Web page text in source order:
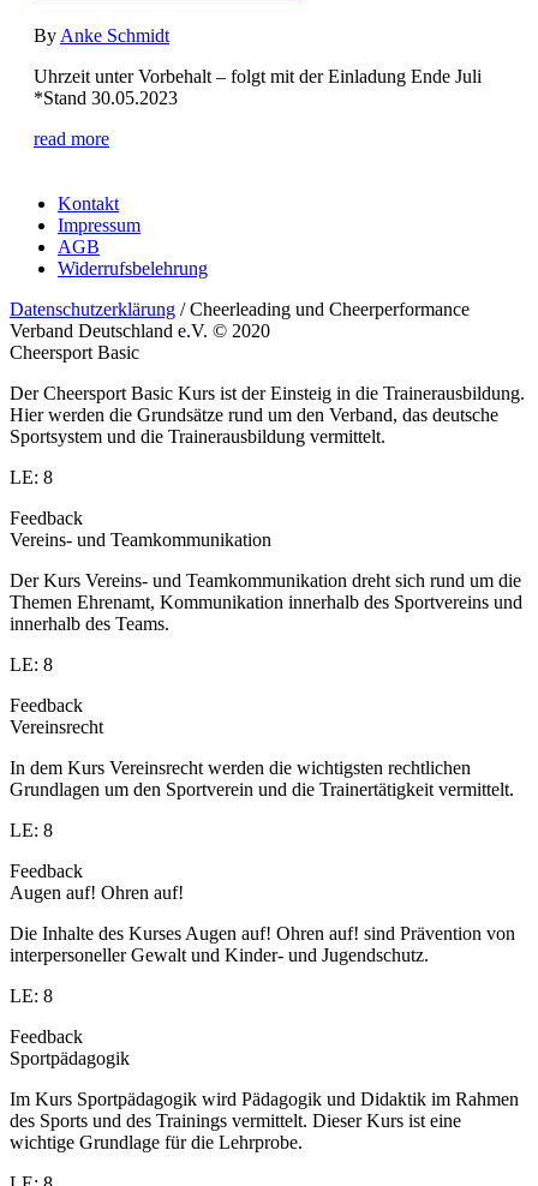
By Anke Schmidt
Uhrzeit unter Vorbehalt – folgt mit der Einladung Ende Juli
*Stand 30.05.2023
read more
Kontakt
Impressum
AGB
Widerrufsbelehrung
Datenschutzerklärung / Cheerleading und Cheerperformance
Verband Deutschland e.V. © 2020
Cheersport Basic
Der Cheersport Basic Kurs ist der Einsteig in die Trainerausbildung.
Hier werden die Grundsätze rund um den Verband, das deutsche
Sportsystem und die Trainerausbildung vermittelt.
LE: 8
Feedback
Vereins- und Teamkommunikation
Der Kurs Vereins- und Teamkommunikation dreht sich rund um die
Themen Ehrenamt, Kommunikation innerhalb des Sportvereins und
innerhalb des Teams.
LE: 8
Feedback
Vereinsrecht
In dem Kurs Vereinsrecht werden die wichtigsten rechtlichen
Grundlagen um den Sportverein und die Trainertätigkeit vermittelt.
LE: 8
Feedback
Augen auf! Ohren auf!
Die Inhalte des Kurses Augen auf! Ohren auf! sind Prävention von
interpersoneller Gewalt und Kinder- und Jugendschutz.
LE: 8
Feedback
Sportpädagogik
Im Kurs Sportpädagogik wird Pädagogik und Didaktik im Rahmen
des Sports und des Trainings vermittelt. Dieser Kurs ist eine
wichtige Grundlage für die Lehrprobe.